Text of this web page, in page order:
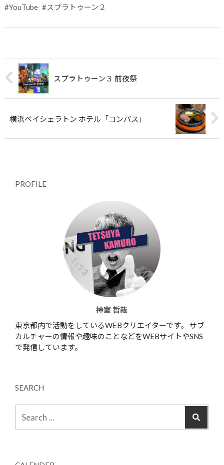
#YouTube#スプラトゥーン２
スプラトゥーン３ 前夜祭
横浜ベイシェラトン ホテル「コンパス」
PROFILE
神室 哲哉
東京都内で活動をしているWEBクリエイターです。 サブ
カルチャーの情報や趣味のことなどをWEBサイトやSNS
で発信しています。
SEARCH